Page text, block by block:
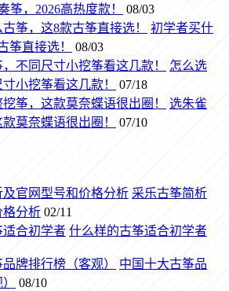
筝，2026高热度款！
08/03
初学者买什
筝直接选！
08/03
怎么选
小挖筝看这几款！
07/18
选朱雀
莫奈蝶语很出圈！
07/10
采乐古筝简析
格分析 02/11
什么样的古筝适合初学者
中国十大古筝品
08/10